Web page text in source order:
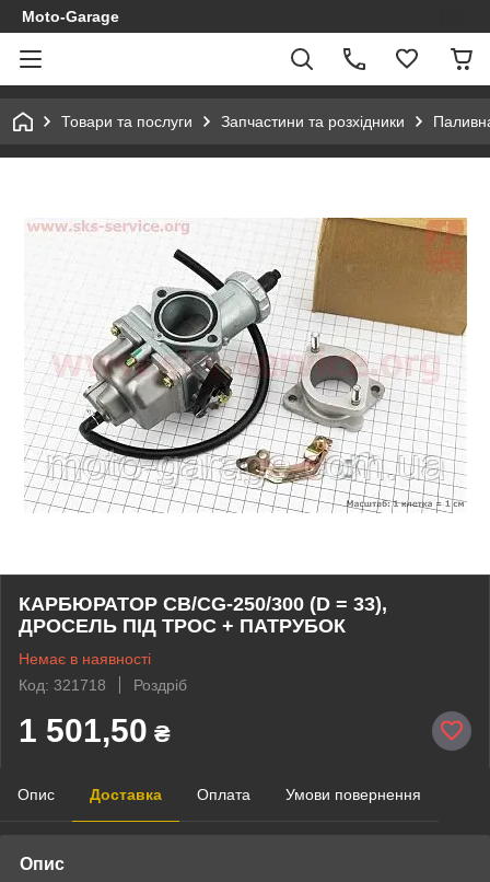
Moto-Garage
Товари та послуги Запчастини та розхідники
КАРБЮРАТОР СВ/CG-250/300 (D = 33),
ДРОСЕЛЬ ПІД ТРОС + ПАТРУБОК
Немає в наявності
Код: 321718
Роздріб
1 501,50 ₴
Опис Доставка Оплата Умови повернення
Опис